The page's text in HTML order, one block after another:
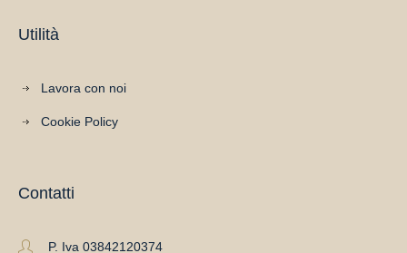
Utilità
Lavora con noi
Cookie Policy
Contatti
P. Iva 03842120374